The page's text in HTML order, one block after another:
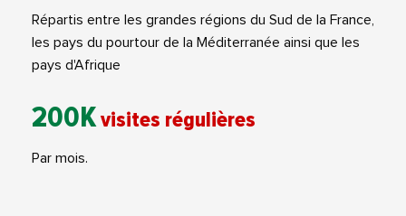
Répartis entre les grandes régions du Sud de la France,
les pays du pourtour de la Méditerranée ainsi que les
pays d'Afrique
200Kvisites régulières
Par mois.